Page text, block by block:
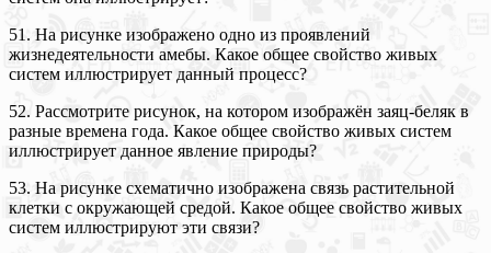
51. На рисунке изображено одно из проявлений
жизнедеятельности амебы. Какое общее свойство живых
систем иллюстрирует данный процесс?
52. Рассмотрите рисунок, на котором изображён заяц-беляк в
разные времена года. Какое общее свойство живых систем
иллюстрирует данное явление природы?
53. На рисунке схематично изображена связь растительной
клетки с окружающей средой. Какое общее свойство живых
систем иллюстрируют эти связи?